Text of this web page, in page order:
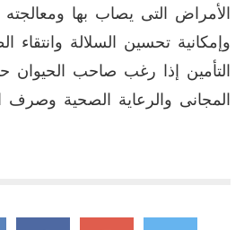
الأمراض التى يصاب بها
وإمكانية تحسين السلالة وانتقاء
التأمين إذا رغب صاحب الحيوان
المجانى والرعاية الصحية وصرف